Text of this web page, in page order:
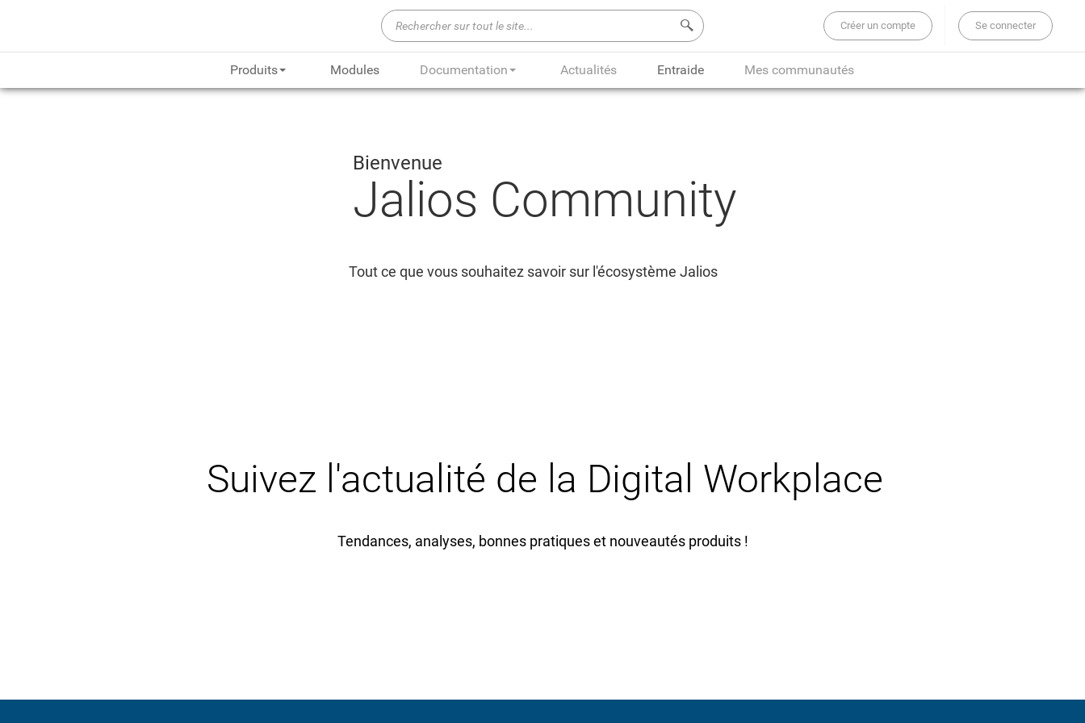
Rechercher sur tout le site...
Créer un compte Se connecter
Produits Modules Documentation Actualités Entraide Mes communautés
Bienvenue
Jalios Community
Tout ce que vous souhaitez savoir sur l'écosystème Jalios
Suivez l'actualité de la Digital Workplace
Tendances, analyses, bonnes pratiques et nouveautés produits !